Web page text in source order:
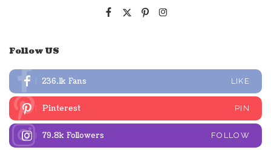
Follow US
236.1k Fans LIKE
Pinterest PIN
79.8k Followers FOLLOW